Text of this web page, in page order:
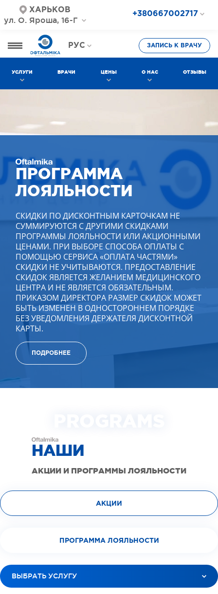
ХАРЬКОВ
ул. О. Яроша, 16-Г
+380667002717
+380577002717
РУС
УКР
ЗАПИСЬ К ВРАЧУ
УСЛУГИ ВРАЧИ ЦЕНЫ О НАС ОТЗЫВЫ
ПРОГРАММА
ЛОЯЛЬНОСТИ
СКИДКИ ПО ДИСКОНТНЫМ КАРТОЧКАМ НЕ
СУММИРУЮТСЯ С ДРУГИМИ СКИДКАМИ
ПРОГРАММЫ ЛОЯЛЬНОСТИ ИЛИ АКЦИОННЫМИ
ЦЕНАМИ. ПРИ ВЫБОРЕ СПОСОБА ОПЛАТЫ С
ПОМОЩЬЮ СЕРВИСА «ОПЛАТА ЧАСТЯМИ»
СКИДКИ НЕ УЧИТЫВАЮТСЯ. ПРЕДОСТАВЛЕНИЕ
СКИДОК ЯВЛЯЕТСЯ ЖЕЛАНИЕМ МЕДИЦИНСКОГО
ЦЕНТРА И НЕ ЯВЛЯЕТСЯ ОБЯЗАТЕЛЬНЫМ.
ПРИКАЗОМ ДИРЕКТОРА РАЗМЕР СКИДОК МОЖЕТ
БЫТЬ ИЗМЕНЕН В ОДНОСТОРОННЕМ ПОРЯДКЕ
БЕЗ УВЕДОМЛЕНИЯ ДЕРЖАТЕЛЯ ДИСКОНТНОЙ
КАРТЫ.
ПОДРОБНЕЕ
НАШИ
АКЦИИ И ПРОГРАММЫ ЛОЯЛЬНОСТИ
АКЦИИ
ПРОГРАММА ЛОЯЛЬНОСТИ
ВЫБРАТЬ УСЛУГУ